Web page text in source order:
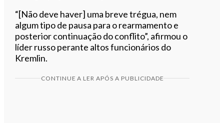
“[Não deve haver] uma breve trégua, nem
algum tipo de pausa para o rearmamento e
posterior continuação do conflito”, afirmou o
líder russo perante altos funcionários do
Kremlin.
CONTINUE A LER APÓS A PUBLICIDADE